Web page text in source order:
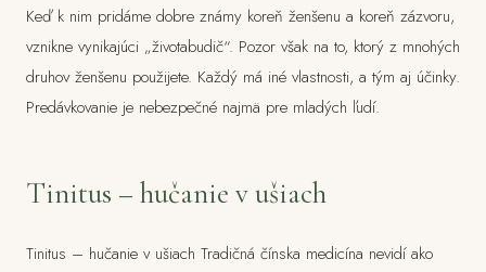
Keď k nim pridáme dobre známy koreň ženšenu a koreň zázvoru,
vznikne vynikajúci „životabudič“. Pozor však na to, ktorý z mnohých
druhov ženšenu použijete. Každý má iné vlastnosti, a tým aj účinky.
Predávkovanie je nebezpečné najmä pre mladých ľudí.
Tinitus – hučanie v ušiach
Tinitus – hučanie v ušiach Tradičná čínska medicína nevidí ako